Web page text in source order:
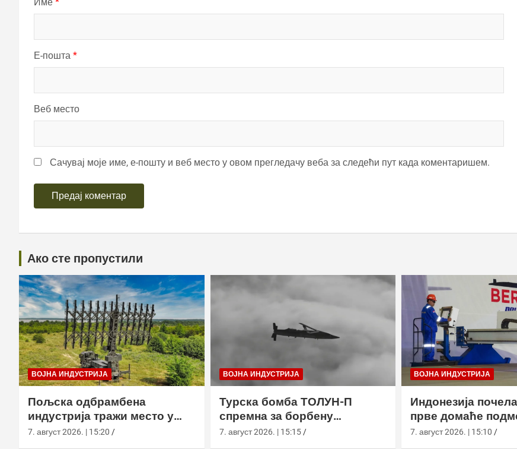
Е-пошта *
Веб место
Сачувај моје име, е-пошту и веб место у овом прегледачу веба за следећи пут када коментаришем.
Ако сте пропустили
ВОЈНА ИНДУСТРИЈА
Пољска одбрамбена
индустрија тражи место у
европском противракетном
7. август 2026. | 15:20
ВОЈНА ИНДУСТРИЈА
Турска бомба ТОЛУН-П
спремна за борбену
употребу
7. август 2026. | 15:15
ВОЈНА ИНДУСТРИЈА
Индонезија
прве домаће
класе Сцорпèне
7. август 2026. | 15:10